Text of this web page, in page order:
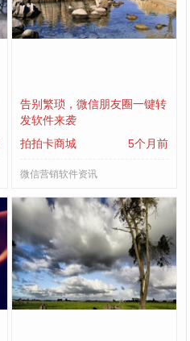
告别繁琐，微信朋友圈一键转
发软件来袭
拍拍卡商城
5个月前
微信营销软件资讯